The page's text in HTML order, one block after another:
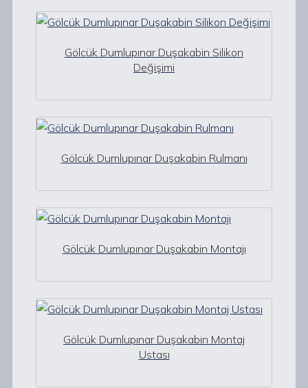
Gölcük Dumlupınar Duşakabin Silikon
Değişimi
Gölcük Dumlupınar Duşakabin Rulmanı
Gölcük Dumlupınar Duşakabin Montajı
Gölcük Dumlupınar Duşakabin Montaj
Ustası